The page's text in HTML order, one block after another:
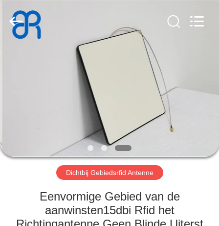
PRODUCTEN
VR-
SHOW
ONGEVEER
Technology
Co.,LTD..
Rights
Reserved.
Dichtbij Gebiedsrfid Antenne
Eenvormige Gebied van de
aanwinsten15dbi Rfid het